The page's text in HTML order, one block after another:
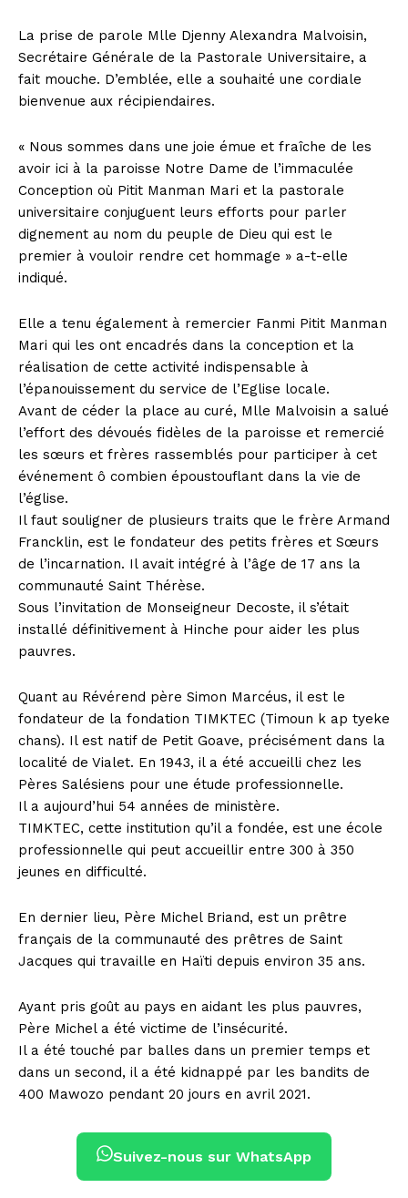
La prise de parole Mlle Djenny Alexandra Malvoisin,
Secrétaire Générale de la Pastorale Universitaire, a
fait mouche. D’emblée, elle a souhaité une cordiale
bienvenue aux récipiendaires.
« Nous sommes dans une joie émue et fraîche de les
avoir ici à la paroisse Notre Dame de l’immaculée
Conception où Pitit Manman Mari et la pastorale
universitaire conjuguent leurs efforts pour parler
dignement au nom du peuple de Dieu qui est le
premier à vouloir rendre cet hommage » a-t-elle
indiqué.
Elle a tenu également à remercier Fanmi Pitit Manman
Mari qui les ont encadrés dans la conception et la
réalisation de cette activité indispensable à
l’épanouissement du service de l’Eglise locale.
Avant de céder la place au curé, Mlle Malvoisin a salué
l’effort des dévoués fidèles de la paroisse et remercié
les sœurs et frères rassemblés pour participer à cet
événement ô combien époustouflant dans la vie de
l’église.
Il faut souligner de plusieurs traits que le frère Armand
Francklin, est le fondateur des petits frères et Sœurs
de l’incarnation. Il avait intégré à l’âge de 17 ans la
communauté Saint Thérèse.
Sous l’invitation de Monseigneur Decoste, il s’était
installé définitivement à Hinche pour aider les plus
pauvres.
Quant au Révérend père Simon Marcéus, il est le
fondateur de la fondation TIMKTEC (Timoun k ap tyeke
chans). Il est natif de Petit Goave, précisément dans la
localité de Vialet. En 1943, il a été accueilli chez les
Pères Salésiens pour une étude professionnelle.
Il a aujourd’hui 54 années de ministère.
TIMKTEC, cette institution qu’il a fondée, est une école
professionnelle qui peut accueillir entre 300 à 350
jeunes en difficulté.
En dernier lieu, Père Michel Briand, est un prêtre
français de la communauté des prêtres de Saint
Jacques qui travaille en Haïti depuis environ 35 ans.
Ayant pris goût au pays en aidant les plus pauvres,
Père Michel a été victime de l’insécurité.
Il a été touché par balles dans un premier temps et
dans un second, il a été kidnappé par les bandits de
400 Mawozo pendant 20 jours en avril 2021.
Suivez-nous sur WhatsApp